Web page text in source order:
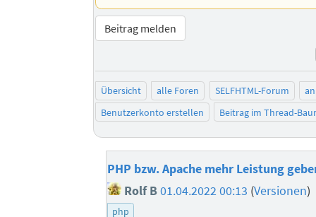
Beitrag melden
Übersicht alle Foren SELFHTML-Forum
Benutzerkonto erstellen
Beitrag im Thread-
PHP bzw. Apache mehr Leistung
Rolf B01.04.2022 00:13 (Versionen)
php